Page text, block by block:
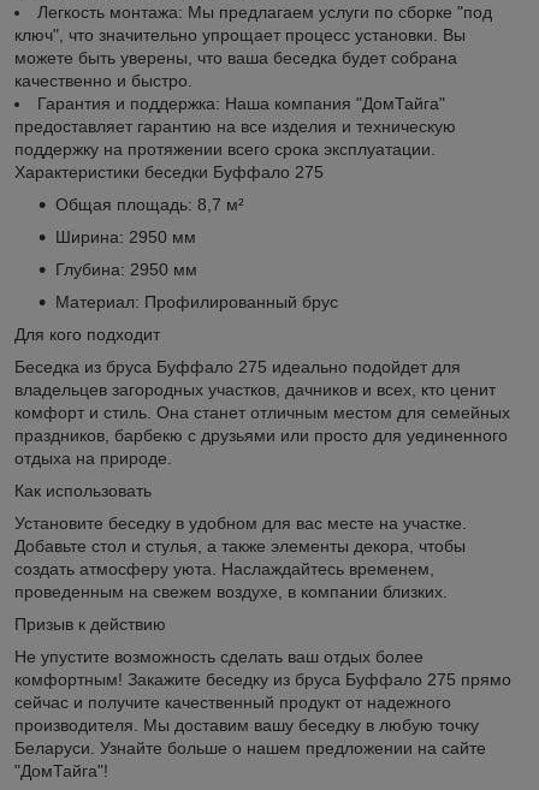
Легкость монтажа: Мы предлагаем услуги по сборке "под
ключ", что значительно упрощает процесс установки. Вы
можете быть уверены, что ваша беседка будет собрана
качественно и быстро.
Гарантия и поддержка: Наша компания "ДомТайга"
предоставляет гарантию на все изделия и техническую
поддержку на протяжении всего срока эксплуатации.
Характеристики беседки Буффало 275
Общая площадь: 8,7 м²
Ширина: 2950 мм
Глубина: 2950 мм
Материал: Профилированный брус
Для кого подходит
Беседка из бруса Буффало 275 идеально подойдет для
владельцев загородных участков, дачников и всех, кто ценит
комфорт и стиль. Она станет отличным местом для семейных
праздников, барбекю с друзьями или просто для уединенного
отдыха на природе.
Как использовать
Установите беседку в удобном для вас месте на участке.
Добавьте стол и стулья, а также элементы декора, чтобы
создать атмосферу уюта. Наслаждайтесь временем,
проведенным на свежем воздухе, в компании близких.
Призыв к действию
Не упустите возможность сделать ваш отдых более
комфортным! Закажите беседку из бруса Буффало 275 прямо
сейчас и получите качественный продукт от надежного
производителя. Мы доставим вашу беседку в любую точку
Беларуси. Узнайте больше о нашем предложении на сайте
"ДомТайга"!